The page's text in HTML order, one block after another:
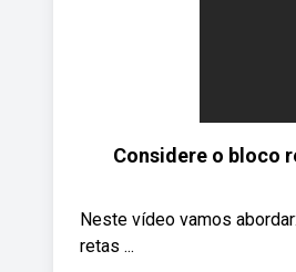
Considere o bloco
Neste vídeo vamos
retas ...